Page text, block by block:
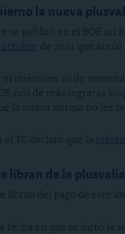
la nueva
se publicó en el BOE un
octubre de 2021 que
miércoles 10 de
nos dé más ingratas
la nueva norma no les
el TC declaró que la
libran de la plusvalía
libran del pago de este
fecha en que se dictó